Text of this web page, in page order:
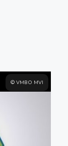
© VMBO MVI